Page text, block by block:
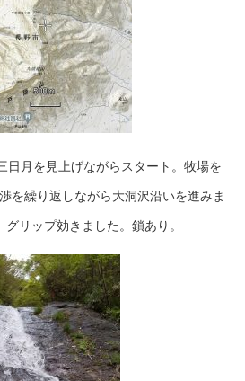
日月を見上げながらスタート。牧場を
を繰り返しながら大洞沢沿いを進みま
リップ効きました。鎖あり。